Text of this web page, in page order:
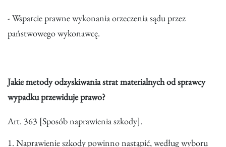
- Wsparcie prawne wykonania orzeczenia sądu przez
państwowego wykonawcę.
Jakie metody odzyskiwania strat materialnych od sprawcy
wypadku przewiduje prawo?
Art. 363 [Sposób naprawienia szkody].
1. Naprawienie szkody powinno nastąpić, według wyboru